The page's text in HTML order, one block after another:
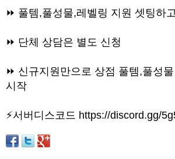
⏩ 풀템,풀성물,레벨링 지원 셋팅하
⏩ 단체 상담은 별도 신청
⏩ 신규지원만으로 상점 풀템,풀성
시작
⚡서버디스코드 https://discord.gg/